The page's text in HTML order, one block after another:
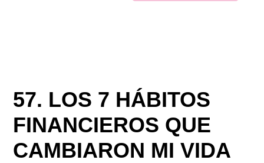
57. LOS 7 HÁBITOS
FINANCIEROS QUE
CAMBIARON MI VIDA